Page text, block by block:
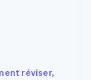
réviser,